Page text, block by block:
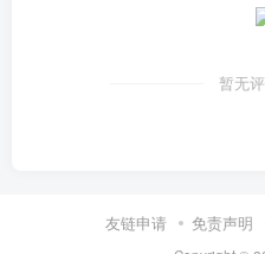
暂无
友链申请 免责声明